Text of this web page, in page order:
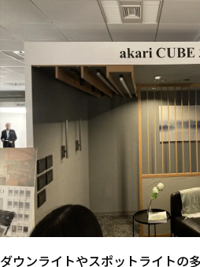
ダウンライトやスポットライトの